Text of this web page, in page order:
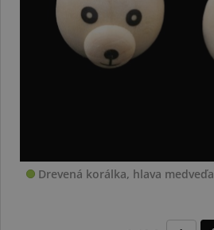
Drevená korálka, hlava medveďa